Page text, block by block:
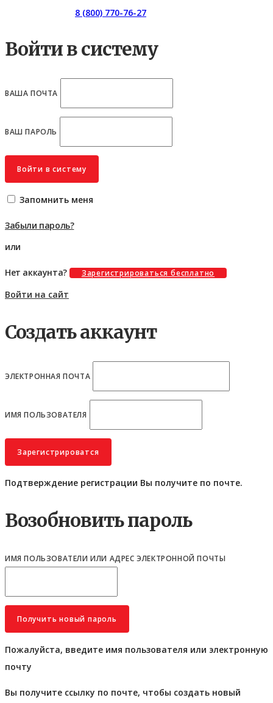
8 (800) 770-76-27
Войти в систему
ВАША ПОЧТА
ВАШ ПАРОЛЬ
Войти в систему
Запомнить меня
Забыли пароль?
или
Нет аккаунта? Зарегистрироваться бесплатно
Войти на сайт
Создать аккаунт
ЭЛЕКТРОННАЯ ПОЧТА
ИМЯ ПОЛЬЗОВАТЕЛЯ
Подтверждение регистрации Вы получите по почте.
Возобновить пароль
ИМЯ ПОЛЬЗОВАТЕЛИ ИЛИ АДРЕС ЭЛЕКТРОННОЙ ПОЧТЫ
Пожалуйста, введите имя пользователя или электронную
почту
Вы получите ссылку по почте, чтобы создать новый